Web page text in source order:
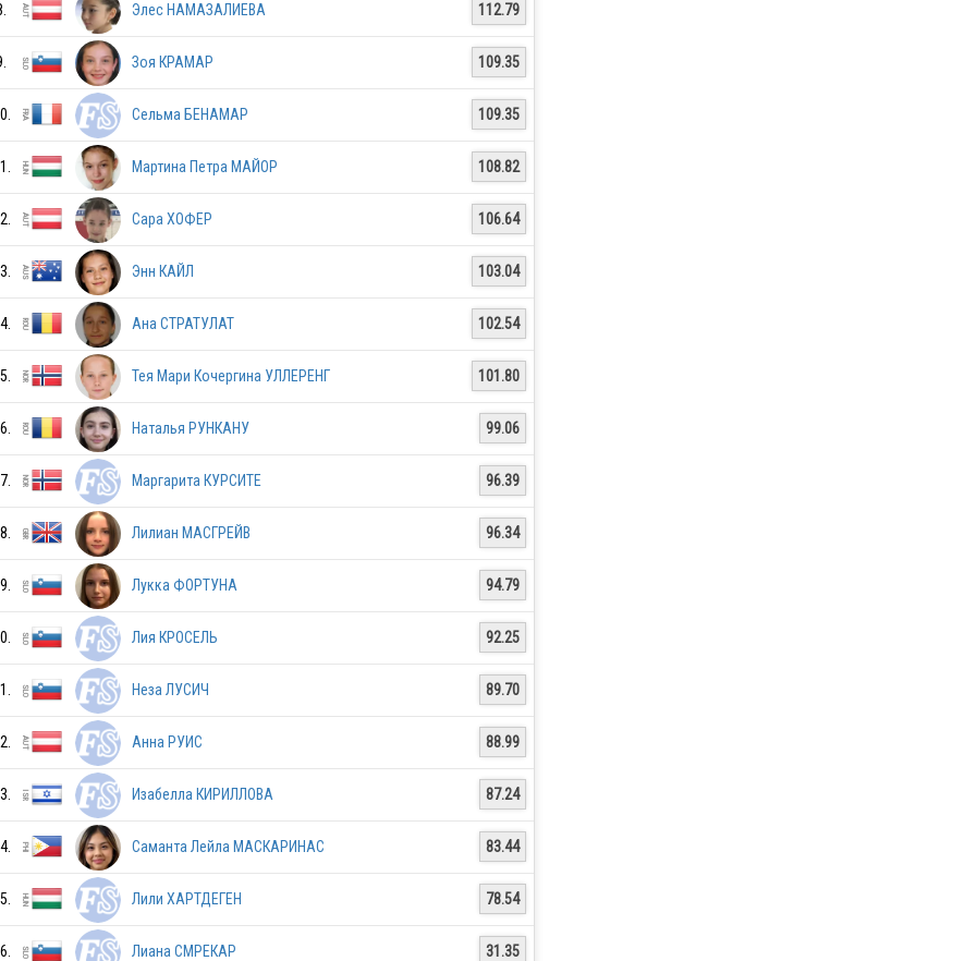
Элес НАМАЗАЛИЕВА 112.79
Зоя КРАМАР 109.35
Сельма БЕНАМАР 109.35
Мартина Петра МАЙОР 108.82
Сара ХОФЕР 106.64
Энн КАЙЛ 103.04
Ана СТРАТУЛАТ 102.54
Тея Мари Кочергина УЛЛЕРЕНГ 101.80
Наталья РУНКАНУ 99.06
Маргарита КУРСИТЕ 96.39
Лилиан МАСГРЕЙВ 96.34
Лукка ФОРТУНА 94.79
Лия КРОСЕЛЬ 92.25
Неза ЛУСИЧ 89.70
Анна РУИС 88.99
Изабелла КИРИЛЛОВА 87.24
Саманта Лейла МАСКАРИНАС 83.44
Лили ХАРТДЕГЕН 78.54
Лиана СМРЕКАР 31.35